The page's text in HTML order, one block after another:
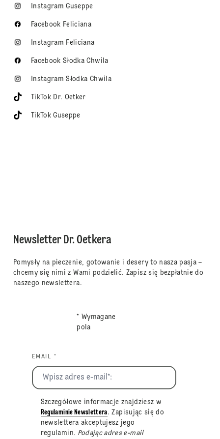
Instagram Guseppe
Facebook Feliciana
Instagram Feliciana
Facebook Słodka Chwila
Instagram Słodka Chwila
TikTok Dr. Oetker
TikTok Guseppe
Newsletter Dr. Oetkera
Pomysły na pieczenie, gotowanie i desery to nasza pasja –
chcemy się nimi z Wami podzielić. Zapisz się bezpłatnie do
naszego newslettera.
* Wymagane
pola
EMAIL *
Szczegółowe informacje znajdziesz w
Regulaminie Newslettera. Zapisując się do
newslettera akceptujesz jego
regulamin. Podając adres e-mail